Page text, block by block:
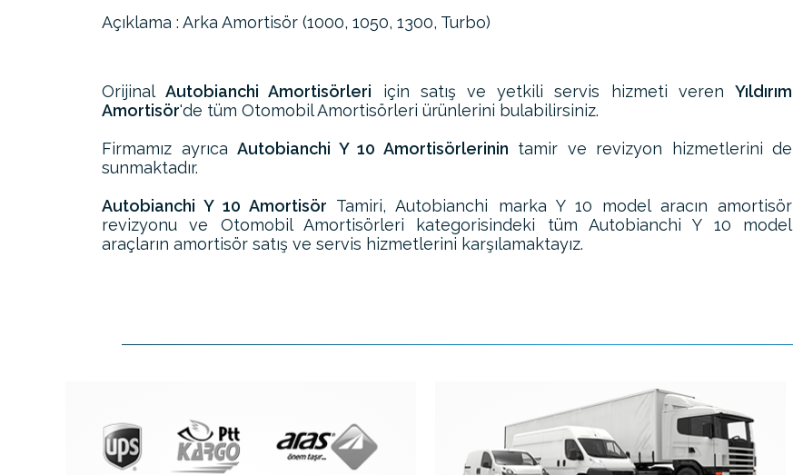
Açıklama : Arka Amortisör (1000, 1050, 1300, Turbo)
OrijinalAutobianchi Amortisörleri için satış ve yetkili servis hizmeti verenYıldırım
Amortisör'de tüm Otomobil Amortisörleri ürünlerini bulabilirsiniz.
Firmamız ayrıca Autobianchi Y 10 Amortisörlerinin tamir ve revizyon hizmetlerini de
sunmaktadır.
Autobianchi Y 10 Amortisör Tamiri, Autobianchi marka Y 10 model aracın amortisör
revizyonu ve Otomobil Amortisörleri kategorisindeki tüm Autobianchi Y 10 model
araçların amortisör satış ve servis hizmetlerini karşılamaktayız.